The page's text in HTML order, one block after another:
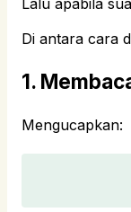
Di antara cara
1.
Mengucapkan: